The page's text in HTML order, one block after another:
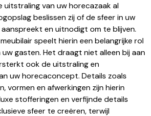
uitstraling van uw horecazaak al
beslissen zij of de sfeer in uw
en uitnodigt om te blijven.
speelt hierin een belangrijke rol
uw gasten. Het draagt niet alleen bij aan
ook de uitstraling en
uw horecaconcept. Details zoals
vormen en afwerkingen zijn hierin
stofferingen en verfijnde details
sfeer te creëren, terwijl